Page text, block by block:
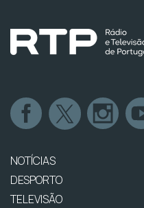
NOTÍCIAS
DESPORTO
TELEVISÃO